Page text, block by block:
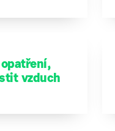
vzduch